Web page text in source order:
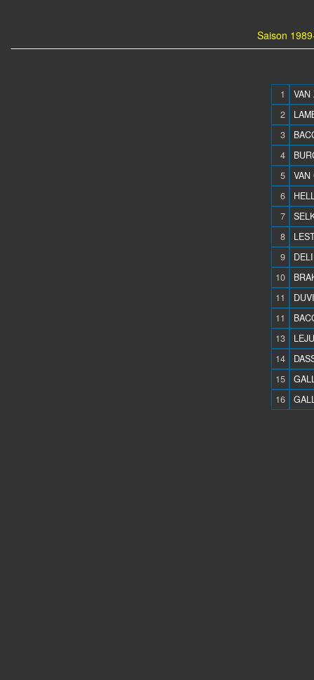
Saison
1
VAN
2
3
4
5
VAN
6
7
8
9
10
11
11
13
14
15
16